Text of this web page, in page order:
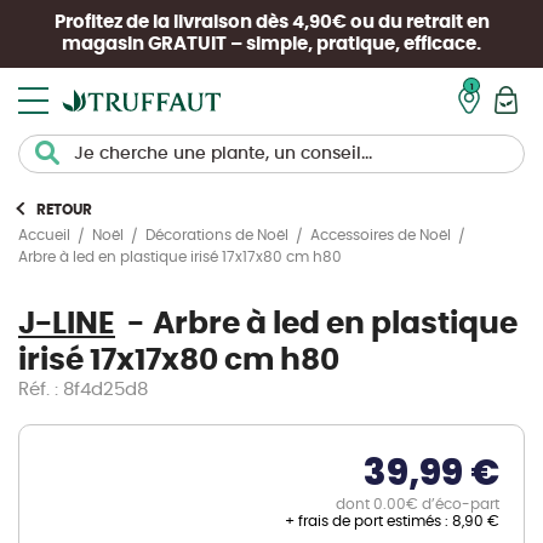
Profitez de la livraison dès 4,90€ ou du retrait en
magasin GRATUIT – simple, pratique, efficace.
RETOUR
Accueil
Noël Décorations de Noël
Accessoires de Noël
Arbre à led en plastique irisé 17x17x80 cm h80
J-LINE
Arbre à led en plastique
irisé 17x17x80 cm h80
Réf. : 8f4d25d8
39,99 €
dont 0.00€ d’éco-part
+ frais de port estimés : 8,90 €